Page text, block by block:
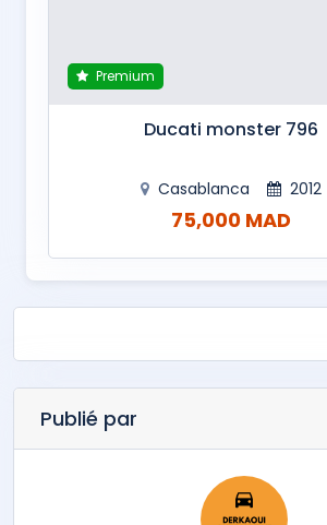
Premium
Ducati monster 796
Casablanca 2012
75,000 MAD
Publié par